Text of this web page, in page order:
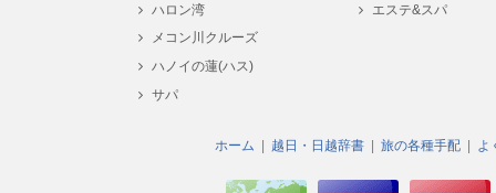
ハロン湾
メコン川クルーズ
ハノイの蓮(ハス)
サパ
エステ&スパ
ホーム 越日・日越辞書 旅の各種手配 よ